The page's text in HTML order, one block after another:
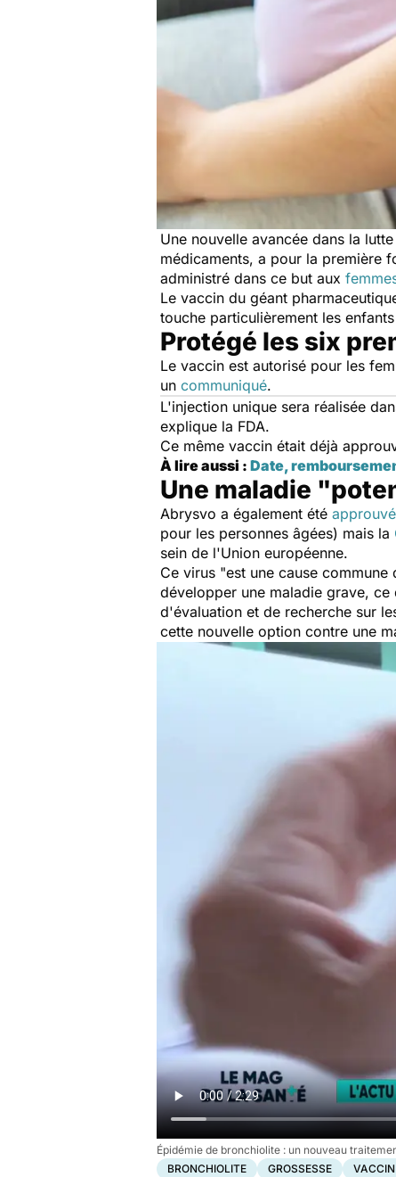
Une nouvelle avancée dans la
médicaments, a pour la première
administré dans ce but aux
Le vaccin du géant
touche particulièrement les
Protégé les six
Le vaccin est autorisé pour les
un communiqué.
L'injection unique sera réalisée
explique la FDA.
Ce même vaccin était déjà
À lire aussi : Date,
Une maladie
Abrysvo a également été approuvé
pour les personnes âgées) mais la
sein de l'Union européenne.
Ce virus "est une cause
développer une maladie grave,
d'évaluation et de recherche sur
cette nouvelle option contre une
Épidémie de bronchiolite : un nouveau
BRONCHIOLITE
GROSSESSE VACCIN